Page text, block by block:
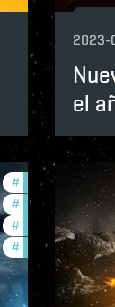
2023-
el
#in-game-events
#new-features
#development-
#offers